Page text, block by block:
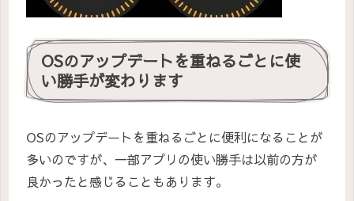
OSのアップデートを重ねるごとに使
い勝手が変わります
OSのアップデートを重ねるごとに便利になることが
多いのですが、一部アプリの使い勝手は以前の方が
良かったと感じることもあります。